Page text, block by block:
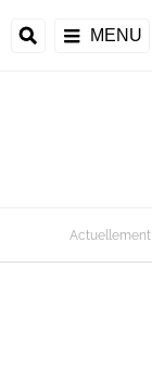
MENU
Actuellement